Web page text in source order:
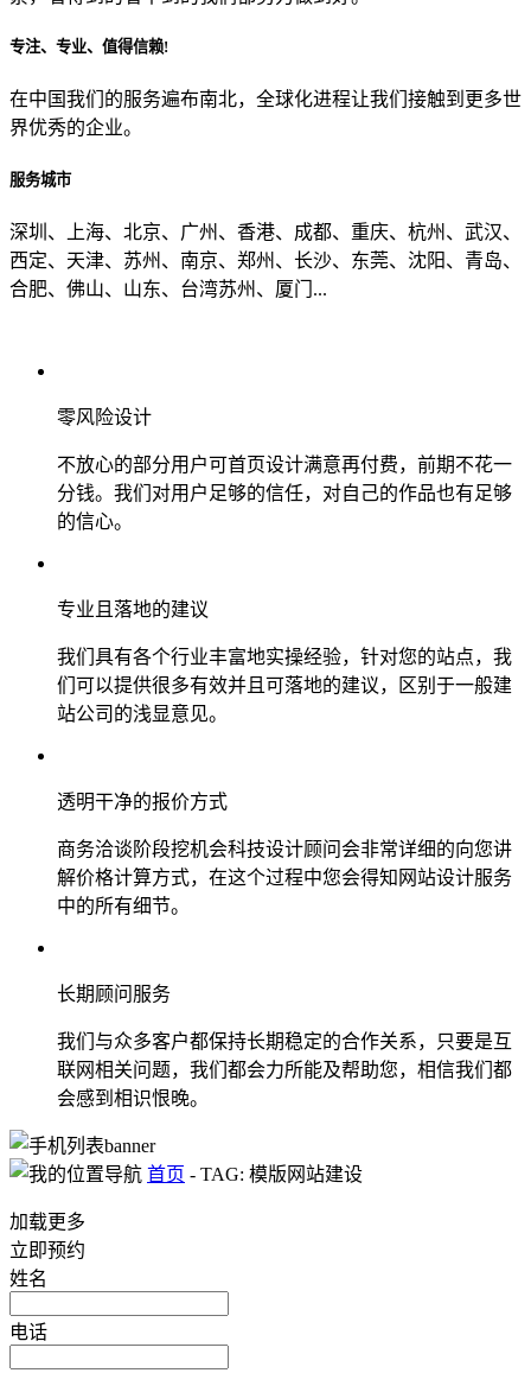
专注、专业、值得信赖!
在中国我们的服务遍布南北，全球化进程让我们接触到更多世
界优秀的企业。
服务城市
深圳、上海、北京、广州、香港、成都、重庆、杭州、武汉、
西定、天津、苏州、南京、郑州、长沙、东莞、沈阳、青岛、
合肥、佛山、山东、台湾苏州、厦门...
零风险设计
不放心的部分用户可首页设计满意再付费，前期不花一
分钱。我们对用户足够的信任，对自己的作品也有足够
的信心。
专业且落地的建议
我们具有各个行业丰富地实操经验，针对您的站点，我
们可以提供很多有效并且可落地的建议，区别于一般建
站公司的浅显意见。
透明干净的报价方式
商务洽谈阶段挖机会科技设计顾问会非常详细的向您讲
解价格计算方式，在这个过程中您会得知网站设计服务
中的所有细节。
长期顾问服务
我们与众多客户都保持长期稳定的合作关系，只要是互
联网相关问题，我们都会力所能及帮助您，相信我们都
会感到相识恨晚。
首页 - TAG: 模版网站建设
加载更多
立即预约
姓名
电话